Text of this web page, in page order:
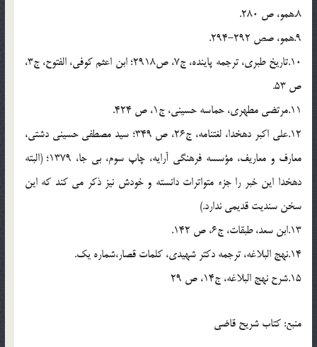
8.همو، ص 280.
9.همو، صص 292-294.
10.تاریخ طبری، ترجمه پاینده، ج7، ص2918؛ ابن اعثم کوفی، الفتوح، ج3،
ص 53.
11.مرتضی مطهری، حماسه حسینی، ج1، ص 424.
12.علی اکبر دهخدا، لغتنامه، ج26، ص 349؛ سید مصطفی حسینی دشتی،
معارف و معاریف، مؤسسه فرهنگی آرایه، چاپ سوم، بی جا، 1379؛ (البته
دهخدا این خبر را جزء متواترات دانسته و خودش نیز ذکر می کند که این
سخن سندیت قدیمی ندارد.)
13.ابن سعد، طبقات، ج6، ص 142.
14.نهج البلاغه، ترجمه دکتر شهیدی، کلمات قصار،شماره یک.
15.شرح نهج البلاغه، ج14، ص 29
منبع: کتاب شریح قاضی